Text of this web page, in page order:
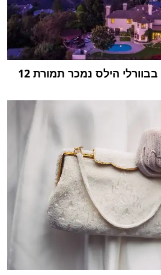
אחד הבתים הייחודים בבוורלי הילס נמכר תמורת 12